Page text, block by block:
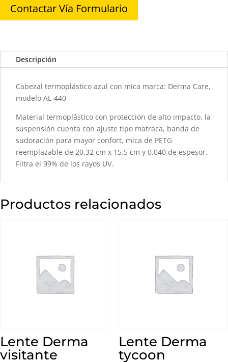
Contactar Vía Formulario
Descripción
Cabezal termoplástico azul con mica marca: Derma Care,
modelo AL-440
Material termoplástico con protección de alto impacto, la
suspensión cuenta con ajuste tipo matraca, banda de
sudoración para mayor confort, mica de PETG
reemplazable de 20.32 cm x 15.5 cm y 0.040 de espesor.
Filtra el 99% de los rayos UV.
Productos relacionados
Lente Derma
visitante
Lente Derma
tycoon